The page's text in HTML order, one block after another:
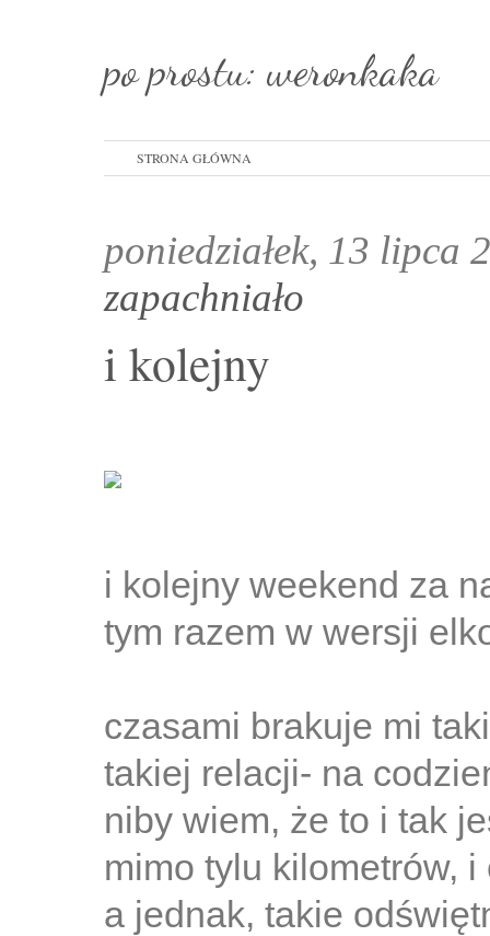
po prostu: weronkaka
STRONA GŁÓWNA
poniedziałek, 13 lipca
zapachniało
i kolejny
i kolejny weekend za
tym razem w wersji
czasami brakuje mi
takiej relacji- na
niby wiem, że to i tak
mimo tylu kilometrów, i
a jednak, takie